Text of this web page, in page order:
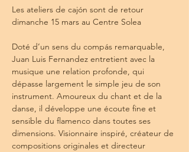
Les ateliers de cajón sont de retour
dimanche 15 mars au Centre Solea
Doté d’un sens du compás remarquable,
Juan Luis Fernandez entretient avec la
musique une relation profonde, qui
dépasse largement le simple jeu de son
instrument. Amoureux du chant et de la
danse, il développe une écoute fine et
sensible du flamenco dans toutes ses
dimensions. Visionnaire inspiré, créateur de
compositions originales et directeur